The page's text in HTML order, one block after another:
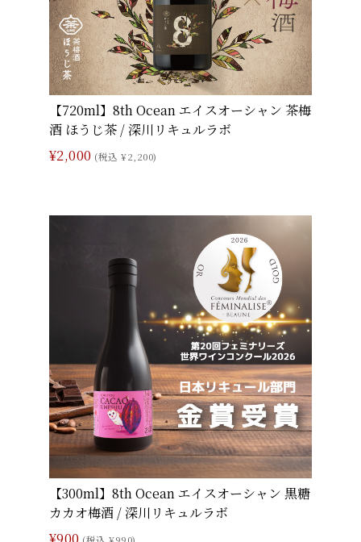
【720ml】8th Ocean エイスオーシャン 茶梅
酒 ほうじ茶 / 深川リキュルラボ
¥2,000 (税込 ¥2,200)
【300ml】8th Ocean エイスオーシャン 黒糖
カカオ梅酒 / 深川リキュルラボ
¥900